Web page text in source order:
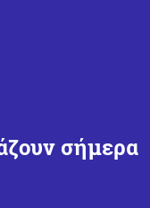
σήμερα